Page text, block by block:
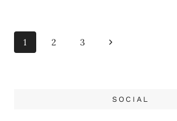
Navigazione
1 2 3
Pagina
SOCIAL